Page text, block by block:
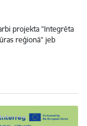
projekta "Integrēta
reģionā" jeb